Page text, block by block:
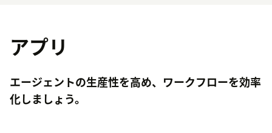
アプリ
エージェントの生産性を高め、ワークフローを効率
化しましょう。